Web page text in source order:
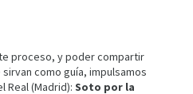
proceso, y poder compartir
como guía, impulsamos
Real (Madrid): Soto por la